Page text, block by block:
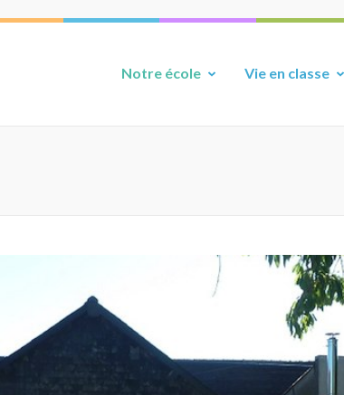
Notre école Vie en classe